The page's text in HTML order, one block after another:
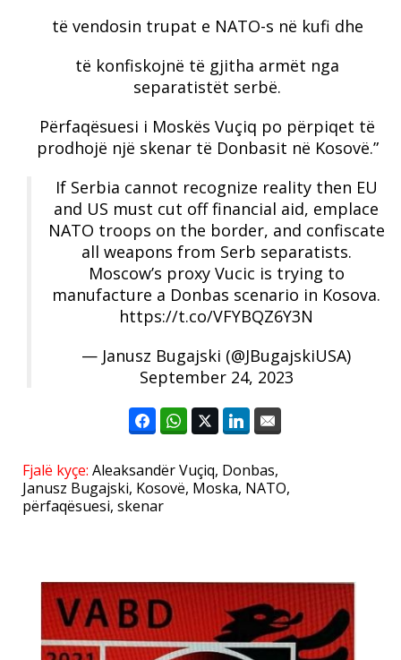
të vendosin trupat e NATO-s në kufi dhe
të konfiskojnë të gjitha armët nga
separatistët serbë.
Përfaqësuesi i Moskës Vuçiq po përpiqet të
prodhojë një skenar të Donbasit në Kosovë.”
If Serbia cannot recognize reality then EU
and US must cut off financial aid, emplace
NATO troops on the border, and confiscate
all weapons from Serb separatists.
Moscow’s proxy Vucic is trying to
manufacture a Donbas scenario in Kosova.
https://t.co/VFYBQZ6Y3N
— Janusz Bugajski (@JBugajskiUSA)
September 24, 2023
Fjalë kyçe: Aleaksandër Vuçiq, Donbas,
Janusz Bugajski, Kosovë, Moska, NATO,
përfaqësuesi, skenar